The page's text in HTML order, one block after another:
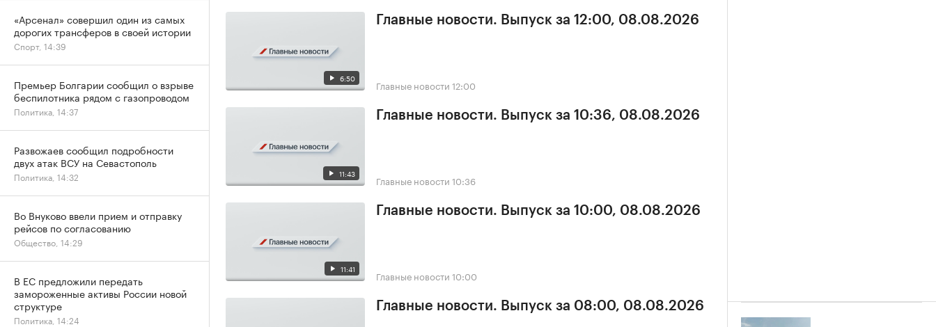
6:50
Главные новости. Выпуск за 12:00, 08.08.2026
Главные новости 12:00
11:43
Главные новости. Выпуск за 10:36, 08.08.2026
Главные новости 10:36
11:41
Главные новости. Выпуск за 10:00, 08.08.2026
Главные новости 10:00
Главные новости. Выпуск за 08:00, 08.08.2026
«Арсенал» совершил один из самых
дорогих трансферов в своей истории
Спорт, 14:39
Премьер Болгарии сообщил о взрыве
беспилотника рядом с газопроводом
Политика, 14:37
Развожаев сообщил подробности
двух атак ВСУ на Севастополь
Политика, 14:32
Во Внуково ввели прием и отправку
рейсов по согласованию
Общество, 14:29
В ЕС предложили передать
замороженные активы России новой
структуре
Политика, 14:24